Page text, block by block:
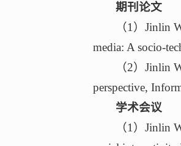
期刊论文
（1）Jinlin
media: A socio-
（2）Jinlin
perspective,
学术会议
（1）Jinlin